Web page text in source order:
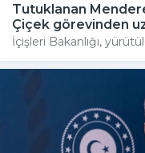
Tutuklanan
Çiçek görevinden
İçişleri Bakanlığı,